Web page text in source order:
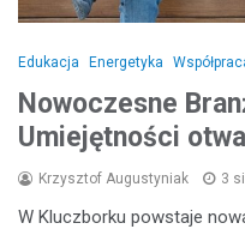
Edukacja Energetyka
Nowoczesne
Umiejętności
Krzysztof Augustyniak 3
W Kluczborku powstaje